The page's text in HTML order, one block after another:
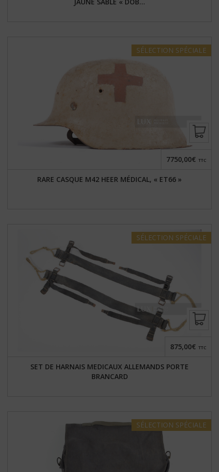
SÉLECTION SPÉCIALE
RARE CASQUE M42 HEER MÉDICAL, « ET66 »
7750,00€ TTC
SÉLECTION SPÉCIALE
SET DE HARNAIS MEDICAUX ALLEMANDS PORTE
BRANCARD
875,00€ TTC
SÉLECTION SPÉCIALE